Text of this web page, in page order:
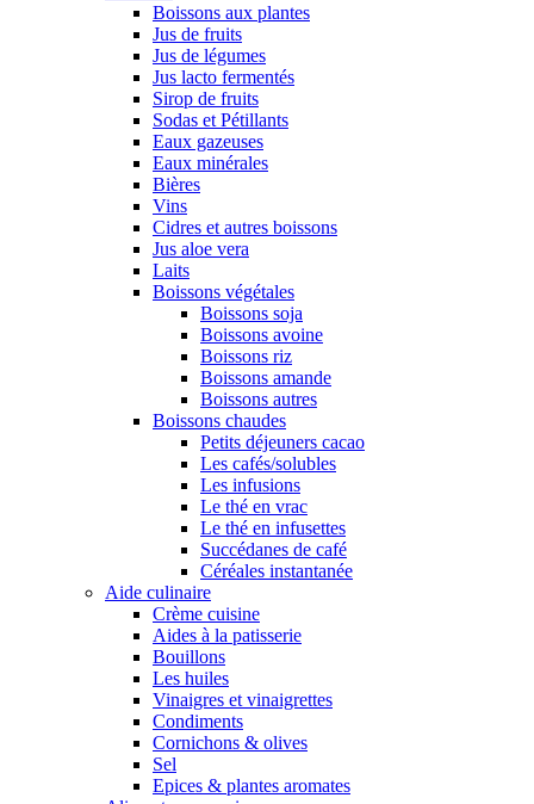
Boissons aux plantes
Jus de fruits
Jus de légumes
Jus lacto fermentés
Sirop de fruits
Sodas et Pétillants
Eaux gazeuses
Eaux minérales
Bières
Vins
Cidres et autres boissons
Jus aloe vera
Laits
Boissons végétales
Boissons soja
Boissons avoine
Boissons riz
Boissons amande
Boissons autres
Boissons chaudes
Petits déjeuners cacao
Les cafés/solubles
Les infusions
Le thé en vrac
Le thé en infusettes
Succédanes de café
Céréales instantanée
Aide culinaire
Crème cuisine
Aides à la patisserie
Bouillons
Les huiles
Vinaigres et vinaigrettes
Condiments
Cornichons & olives
Sel
Epices & plantes aromates